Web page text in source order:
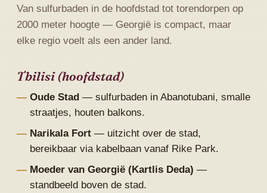
Van sulfurbaden in de hoofdstad tot torendorpen op
2000 meter hoogte — Georgië is compact, maar
elke regio voelt als een ander land.
Tbilisi (hoofdstad)
Oude Stad — sulfurbaden in Abanotubani, smalle
straatjes, houten balkons.
Narikala Fort — uitzicht over de stad,
bereikbaar via kabelbaan vanaf Rike Park.
Moeder van Georgië (Kartlis Deda) —
standbeeld boven de stad.